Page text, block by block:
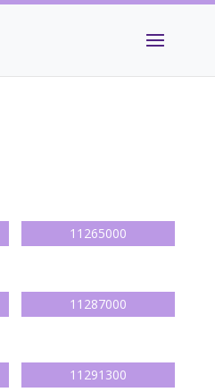
11265000
11287000
11291300